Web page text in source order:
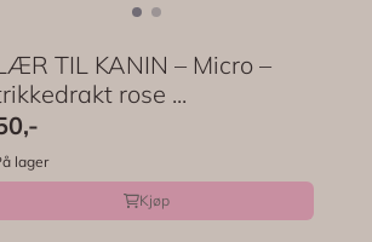
TIL KANIN – Micro –
rose ...
lager
Kjøp